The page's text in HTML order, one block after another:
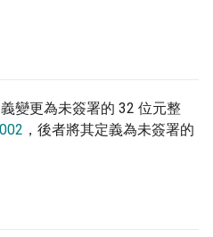
變更為未簽署的 32 位元整
，後者將其定義為未簽署的